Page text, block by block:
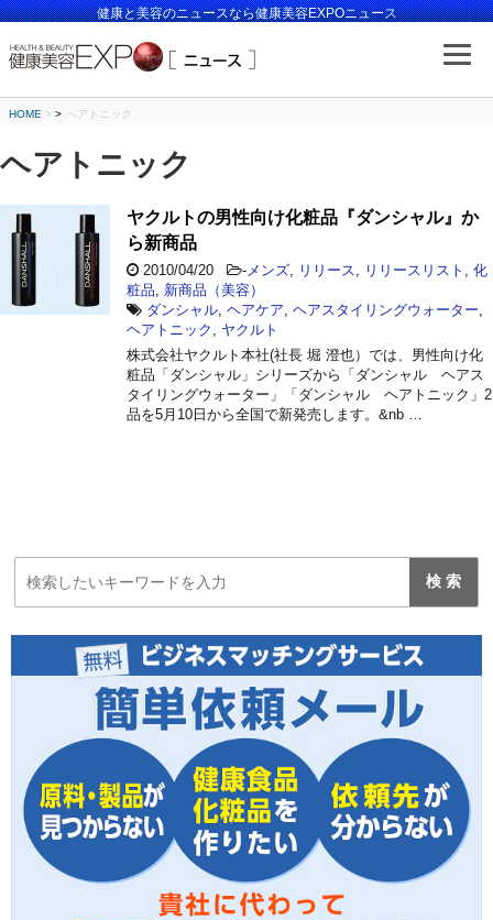
健康と美容のニュースなら健康美容EXPOニュース
HOME > ヘアトニック
ヘアトニック
ヤクルトの男性向け化粧品『ダンシャル』か
ら新商品
2010/04/20 - メンズ リリース リリースリスト
化
粧品
新商品（美容）
ダンシャル ヘアケア ヘアスタイリングウォーター
ヘアトニック
ヤクルト
株式会社ヤクルト本社(社長 堀 澄也）では、男性向け化
粧品「ダンシャル」シリーズから「ダンシャル ヘアス
タイリングウォーター」「ダンシャル ヘアトニック」2
品を5月10日から全国で新発売します。&nb …